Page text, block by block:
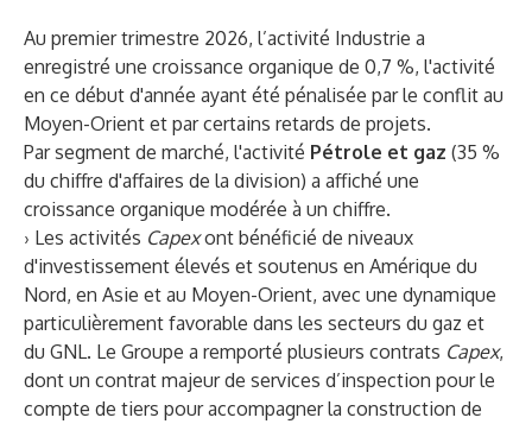
Au premier trimestre 2026, l’activité Industrie a
enregistré une croissance organique de 0,7 %, l'activité
en ce début d'année ayant été pénalisée par le conflit au
Moyen-Orient et par certains retards de projets.
Par segment de marché, l'activité Pétrole et gaz (35 %
du chiffre d'affaires de la division) a affiché une
croissance organique modérée à un chiffre.
› Les activités Capexont bénéficié de niveaux
d'investissement élevés et soutenus en Amérique du
Nord, en Asie et au Moyen-Orient, avec une dynamique
particulièrement favorable dans les secteurs du gaz et
du GNL. Le Groupe a remporté plusieurs contrats Capex,
dont un contrat majeur de services d’inspection pour le
compte de tiers pour accompagner la construction de